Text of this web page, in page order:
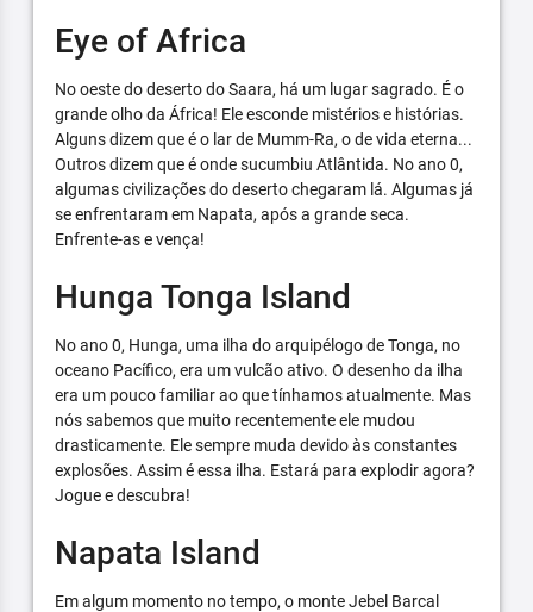
Eye of Africa
No oeste do deserto do Saara, há um lugar sagrado. É o
grande olho da África! Ele esconde mistérios e histórias.
Alguns dizem que é o lar de Mumm-Ra, o de vida eterna...
Outros dizem que é onde sucumbiu Atlântida. No ano 0,
algumas civilizações do deserto chegaram lá. Algumas já
se enfrentaram em Napata, após a grande seca.
Enfrente-as e vença!
Hunga Tonga Island
No ano 0, Hunga, uma ilha do arquipélogo de Tonga, no
oceano Pacífico, era um vulcão ativo. O desenho da ilha
era um pouco familiar ao que tínhamos atualmente. Mas
nós sabemos que muito recentemente ele mudou
drasticamente. Ele sempre muda devido às constantes
explosões. Assim é essa ilha. Estará para explodir agora?
Jogue e descubra!
Napata Island
Em algum momento no tempo, o monte Jebel Barcal